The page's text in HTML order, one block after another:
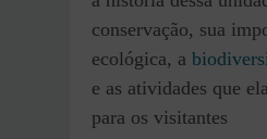
conservação, sua
ecológica, a
e as atividades que
para os visitantes